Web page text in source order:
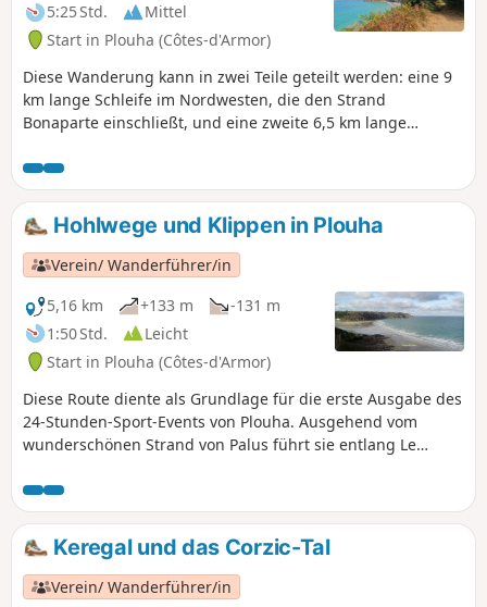
5:25 Std.
Mittel
Start in Plouha (Côtes-d'Armor)
Diese Wanderung kann in zwei Teile geteilt werden: eine 9
km lange Schleife im Nordwesten, die den Strand
Bonaparte einschließt, und eine zweite 6,5 km lange
zu bewundern. Beide Schleifen führen entlang der Küste
auf dem GR®34. Es gibt Steigungen und Abstiege, die für
wenig erfahrene Wanderer manchmal schwierig sind.
Hohlwege und Klippen in Plouha
Verein/ Wanderführer/in
5,16 km
+133 m
-131 m
1:50 Std.
Leicht
Start in Plouha (Côtes-d'Armor)
Diese Route diente als Grundlage für die erste Ausgabe des
24-Stunden-Sport-Events von Plouha. Ausgehend vom
wunderschönen Strand von Palus führt sie entlang Le
über den man zur Pointe de Plouha gelangt. Von dort aus
hat man einen grandiosen Ausblick. Anschließend geht es
über denGR®34wieder hinunter nach Palus.
Keregal und das Corzic-Tal
Verein/ Wanderführer/in